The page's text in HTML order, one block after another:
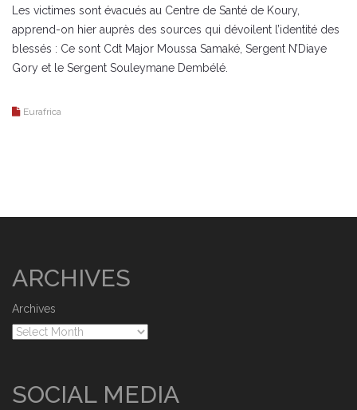
Les victimes sont évacués au Centre de Santé de Koury,
apprend-on hier auprès des sources qui dévoilent l’identité des
blessés : Ce sont Cdt Major Moussa Samaké, Sergent N’Diaye
Gory et le Sergent Souleymane Dembélé.
Eurafrica
ARCHIVES
Archives
SOCIAL MEDIA